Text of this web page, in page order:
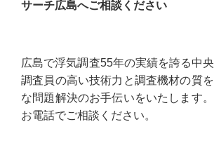
サーチ広島へご相談ください
広島で浮気調査55年の実績を誇る中
調査員の高い技術力と調査機材の質
な問題解決のお手伝いをいたします
お電話でご相談ください。